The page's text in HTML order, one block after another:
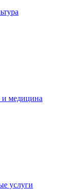
и медицина
услуги